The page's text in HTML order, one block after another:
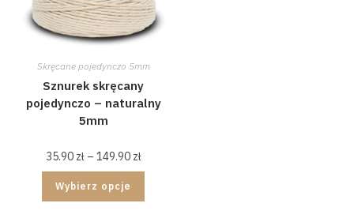
Skręcane pojedynczo 5mm
Sznurek skręcany
pojedynczo – naturalny
5mm
35.90 zł – 149.90 zł
Wybierz opcje